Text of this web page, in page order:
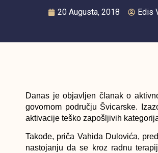
20 Augusta, 2018 Edis
Danas je objavljen članak o
govornom području Švicarske.
aktivacije teško zapošljivih
Takođe, priča Vahida Dulovića,
nastojanju da se kroz radnu